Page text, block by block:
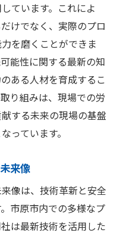
ています。これによ
けでなく、実際のプロ
を磨くことができま
能性に関する最新の知
ある人材を育成するこ
り組みは、現場での労
する未来の現場の基盤
っています。
来像
像は、技術革新と安全
市原市内での多様なプ
は最新技術を活用した